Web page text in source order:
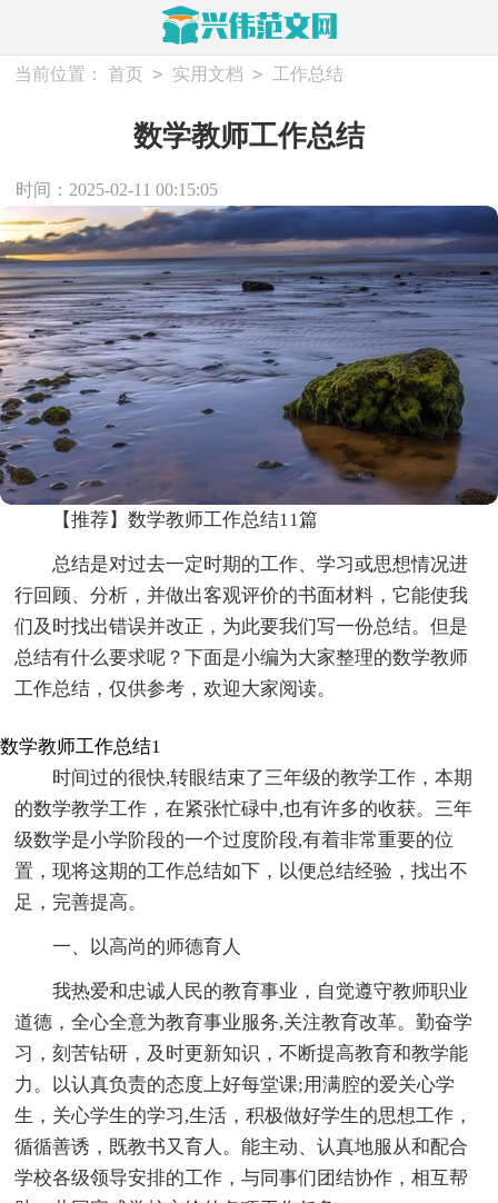
当前位置： 首页 > 实用文档 > 工作总结
数学教师工作总结
时间：2025-02-11 00:15:05
【推荐】数学教师工作总结11篇
总结是对过去一定时期的工作、学习或思想情况进
行回顾、分析，并做出客观评价的书面材料，它能使我
们及时找出错误并改正，为此要我们写一份总结。但是
总结有什么要求呢？下面是小编为大家整理的数学教师
工作总结，仅供参考，欢迎大家阅读。
数学教师工作总结1
时间过的很快,转眼结束了三年级的教学工作，本期
的数学教学工作，在紧张忙碌中,也有许多的收获。三年
级数学是小学阶段的一个过度阶段,有着非常重要的位
置，现将这期的工作总结如下，以便总结经验，找出不
足，完善提高。
一、以高尚的师德育人
我热爱和忠诚人民的教育事业，自觉遵守教师职业
道德，全心全意为教育事业服务,关注教育改革。勤奋学
习，刻苦钻研，及时更新知识，不断提高教育和教学能
力。以认真负责的态度上好每堂课;用满腔的爱关心学
生，关心学生的学习,生活，积极做好学生的思想工作，
循循善诱，既教书又育人。能主动、认真地服从和配合
学校各级领导安排的工作，与同事们团结协作，相互帮